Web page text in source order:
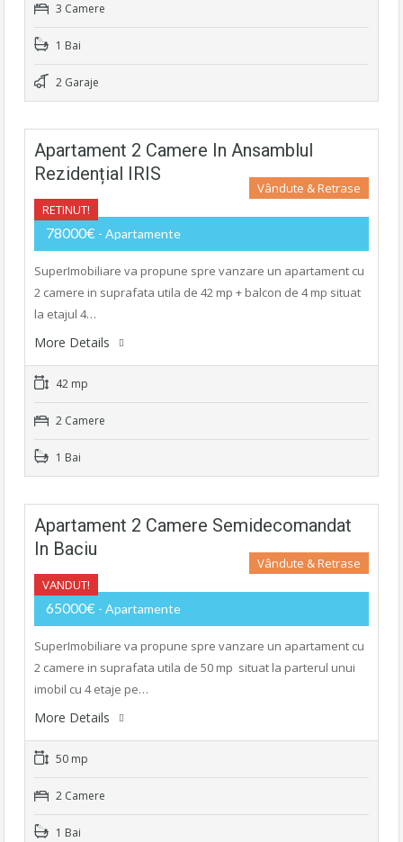
3 Camere
1 Bai
2 Garaje
Apartament 2 Camere In Ansamblul
Rezidențial IRIS
RETINUT!
Vândute & Retrase
78000€ - Apartamente
SuperImobiliare va propune spre vanzare un apartament cu
2 camere in suprafata utila de 42 mp + balcon de 4 mp situat
la etajul 4…
More Details
42 mp
2 Camere
1 Bai
Apartament 2 Camere Semidecomandat
In Baciu
VANDUT!
Vândute & Retrase
65000€ - Apartamente
SuperImobiliare va propune spre vanzare un apartament cu
2 camere in suprafata utila de 50 mp situat la parterul unui
imobil cu 4 etaje pe…
More Details
50 mp
2 Camere
1 Bai